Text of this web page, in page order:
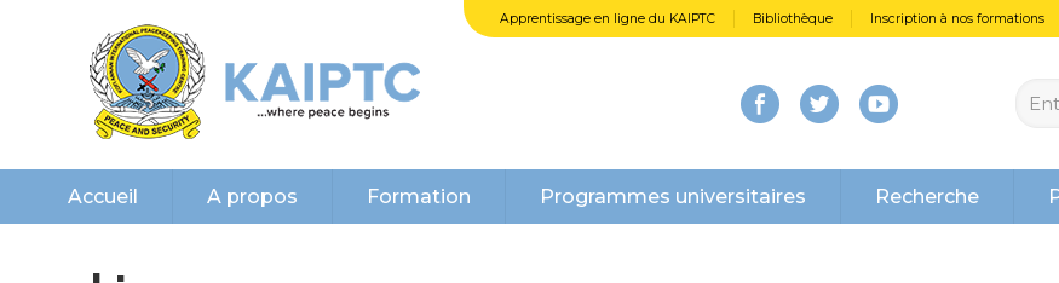
Apprentissage en ligne du KAIPTC Bibliothèque Inscription à nos formations
Accueil A propos Formation Programmes universitaires Recherche